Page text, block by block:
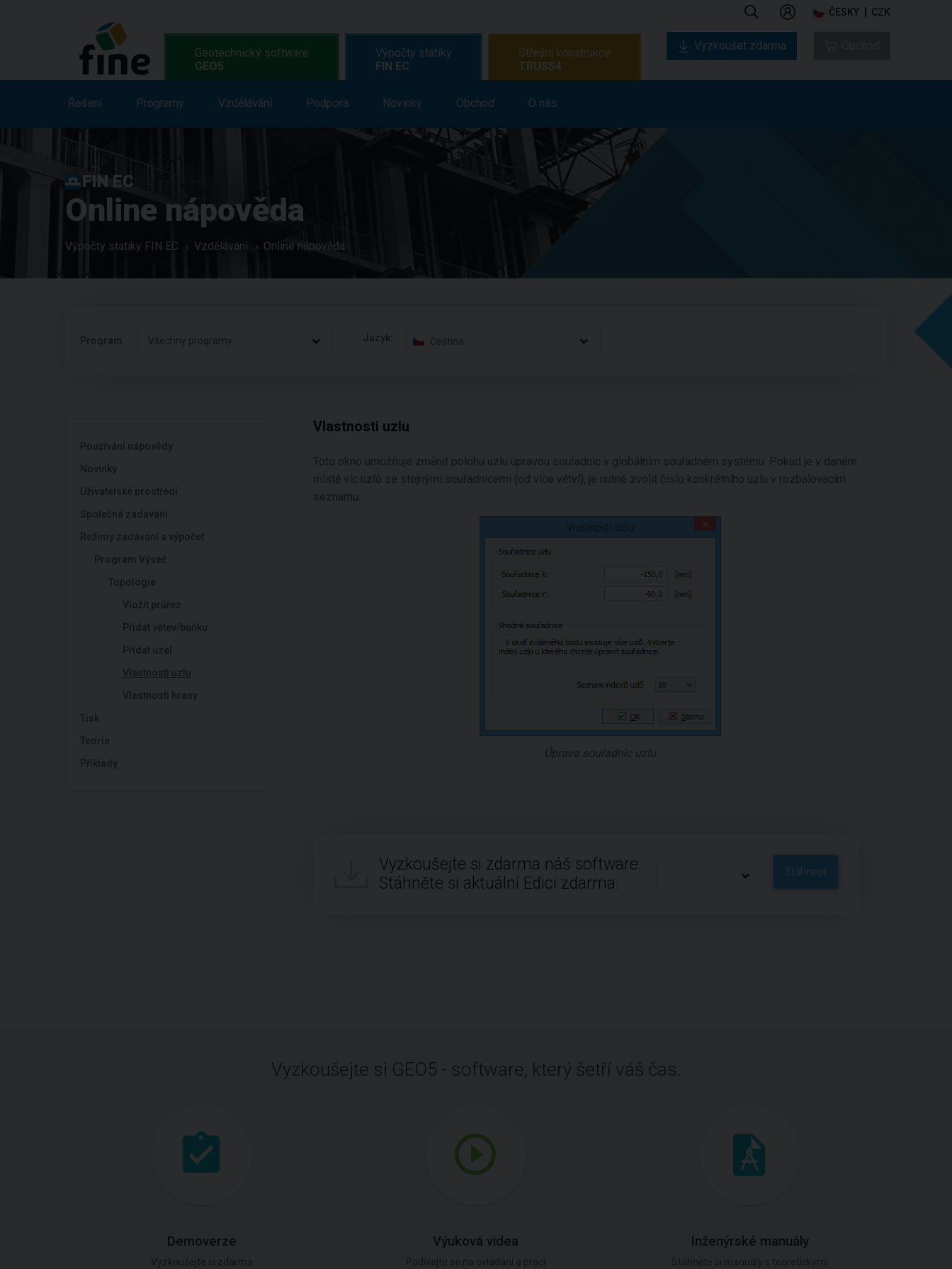
ČESKY CZK
Geotechnický software
GEO5
Řešení Vlastnosti Programy Vzdělávání Podpora Novinky Obchod
Výpočty statiky
FIN EC
Řešení Programy Vzdělávání Podpora Novinky Obchod O nás
Střešní konstrukce
TRUSS4
Vyzkoušet zdarma
FIN EC
Online nápověda
Výpočty statiky FIN EC Vzdělávání Online nápověda
Program: Všechny programy Jazyk: Čeština
Používání nápovědy
Novinky
Uživatelské prostředí
Společná zadávání
Režimy zadávání a výpočet
Program Výseč
Topologie
Vložit průřez
Přidat větev/buňku
Přidat uzel
Vlastnosti uzlu
Vlastnosti hrany
Tisk
Teorie
Příklady
Vlastnosti uzlu
Toto okno umožňuje změnit polohu uzlu úpravou souřadnic v globálním souřadném systému. Pokud je v daném
místě víc uzlů se stejnými souřadnicemi (od více větví), je nutné zvolit číslo konkrétního uzlu v rozbalovacím
seznamu.
Úprava souřadnic uzlu
Vyzkoušejte si zdarma náš software.
Stáhněte si aktuální Edici zdarma.
Stáhnout
Vyzkoušejte si GEO5 - software, který šetří váš čas.
Demoverze Výuková videa Inženýrské manuály